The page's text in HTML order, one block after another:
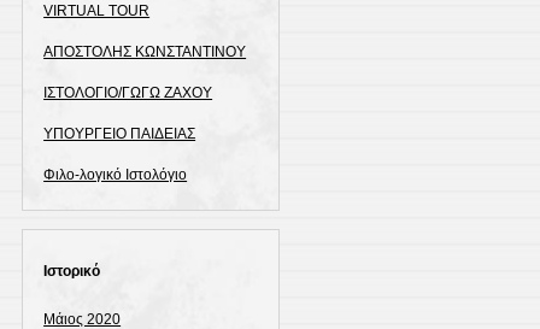
VIRTUAL TOUR
ΑΠΟΣΤΟΛΗΣ ΚΩΝΣΤΑΝΤΙΝΟΥ
ΙΣΤΟΛΟΓΙΟ/ΓΩΓΩ ΖΑΧΟΥ
ΥΠΟΥΡΓΕΙΟ ΠΑΙΔΕΙΑΣ
Φιλο-λογικό Ιστολόγιο
Ιστορικό
Μάιος 2020